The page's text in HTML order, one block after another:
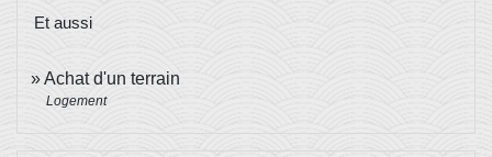
Et aussi
Achat d'un terrain
Logement